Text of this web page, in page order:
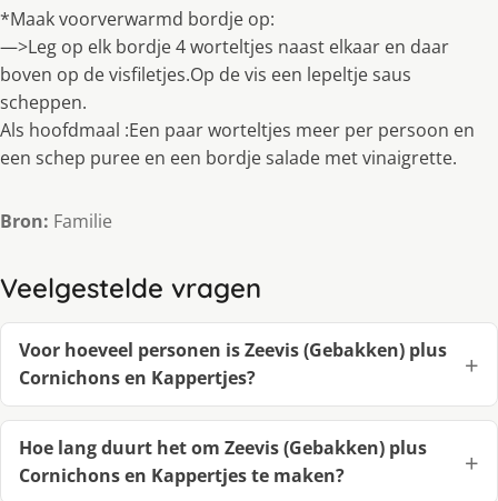
*Maak voorverwarmd bordje op:
—>Leg op elk bordje 4 worteltjes naast elkaar en daar
boven op de visfiletjes.Op de vis een lepeltje saus
scheppen.
Als hoofdmaal :Een paar worteltjes meer per persoon en
een schep puree en een bordje salade met vinaigrette.
Bron: Familie
Veelgestelde vragen
Voor hoeveel personen is Zeevis (Gebakken) plus
Cornichons en Kappertjes?
Hoe lang duurt het om Zeevis (Gebakken) plus
Cornichons en Kappertjes te maken?